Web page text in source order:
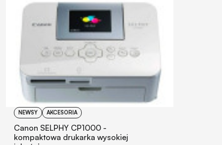
NEWSY AKCESORIA
Canon SELPHY CP1000 -
kompaktowa drukarka wysokiej